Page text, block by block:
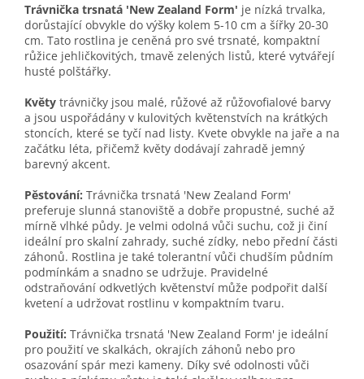
Trávnička trsnatá 'New Zealand Form' je nízká trvalka,
dorůstající obvykle do výšky kolem 5-10 cm a šířky 20-30
cm. Tato rostlina je ceněná pro své trsnaté, kompaktní
růžice jehličkovitých, tmavě zelených listů, které vytvářejí
husté polštářky.
Květy trávničky jsou malé, růžové až růžovofialové barvy
a jsou uspořádány v kulovitých květenstvích na krátkých
stoncích, které se tyčí nad listy. Kvete obvykle na jaře a na
začátku léta, přičemž květy dodávají zahradě jemný
barevný akcent.
Pěstování: Trávnička trsnatá 'New Zealand Form'
preferuje slunná stanoviště a dobře propustné, suché až
mírně vlhké půdy. Je velmi odolná vůči suchu, což ji činí
ideální pro skalní zahrady, suché zídky, nebo přední části
záhonů. Rostlina je také tolerantní vůči chudším půdním
podmínkám a snadno se udržuje. Pravidelné
odstraňování odkvetlých květenství může podpořit další
kvetení a udržovat rostlinu v kompaktním tvaru.
Použití: Trávnička trsnatá 'New Zealand Form' je ideální
pro použití ve skalkách, okrajích záhonů nebo pro
osazování spár mezi kameny. Díky své odolnosti vůči